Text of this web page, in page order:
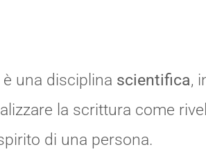
è una disciplina scientifica,
la scrittura come
di una persona.